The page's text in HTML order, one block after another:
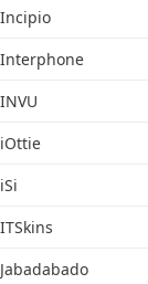
Incipio
Interphone
INVU
iOttie
iSi
ITSkins
Jabadabado